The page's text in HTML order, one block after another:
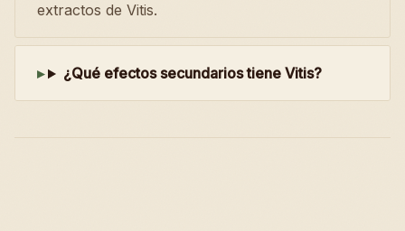
extractos de Vitis.
¿Qué efectos secundarios tiene Vitis?